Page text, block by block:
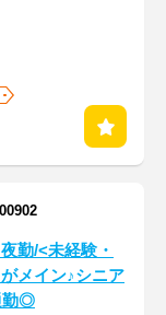
勤/<未経験・
メイン♪シニア
勤◎